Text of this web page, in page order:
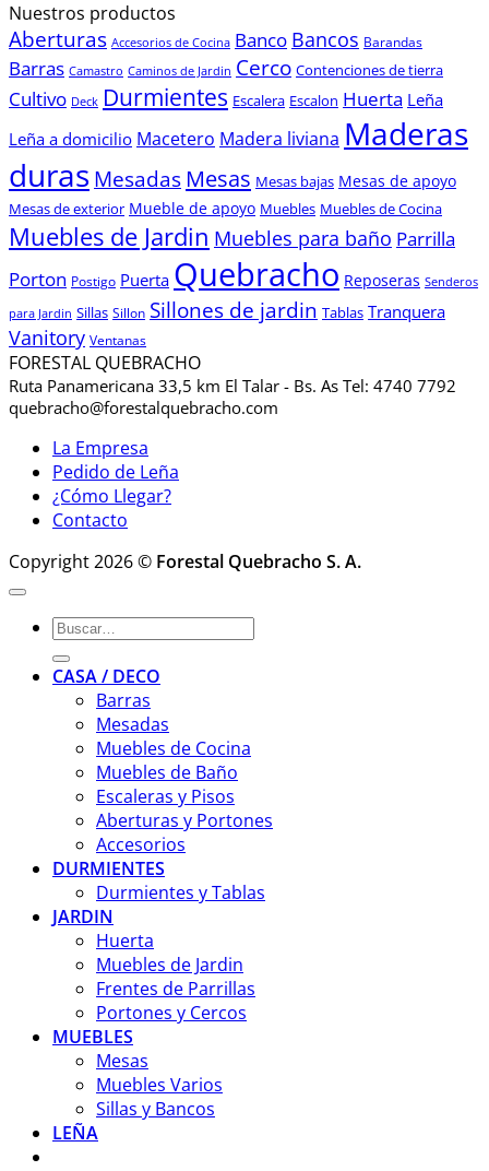
Nuestros productos
Aberturas Accesorios de Cocina Banco Bancos Barandas
Barras Camastro Caminos de Jardin Cerco Contenciones de tierra
Cultivo Deck Durmientes Escalera Escalon Huerta Leña
Leña a domicilio Macetero Madera liviana Maderas
duras Mesadas Mesas Mesas bajas Mesas de apoyo
Mesas de exterior Mueble de apoyo Muebles Muebles de Cocina
Muebles de Jardin Muebles para baño Parrilla
Porton Postigo Puerta Quebracho Reposeras Senderos
para Jardin Sillas Sillon Sillones de jardin Tablas Tranquera
Vanitory Ventanas
FORESTAL QUEBRACHO
Ruta Panamericana 33,5 km El Talar - Bs. As Tel: 4740 7792
quebracho@forestalquebracho.com
La Empresa
Pedido de Leña
¿Cómo Llegar?
Contacto
Copyright 2026 © Forestal Quebracho S. A.
Buscar
por:
CASA / DECO
Barras
Mesadas
Muebles de Cocina
Muebles de Baño
Escaleras y Pisos
Aberturas y Portones
Accesorios
DURMIENTES
Durmientes y Tablas
JARDIN
Huerta
Muebles de Jardin
Frentes de Parrillas
Portones y Cercos
MUEBLES
Mesas
Muebles Varios
Sillas y Bancos
LEÑA